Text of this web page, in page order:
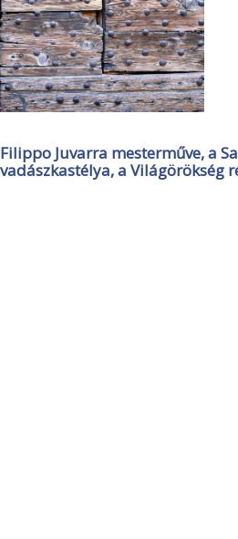
Filippo Juvarra mesterműve, a
vadászkastélya, a Világörökség